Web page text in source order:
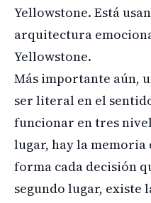
Yellowstone. Está
arquitectura
Yellowstone.
Más importante aún,
ser literal en el
funcionar en tres
lugar, hay la memoria
forma cada decisión
segundo lugar, existe